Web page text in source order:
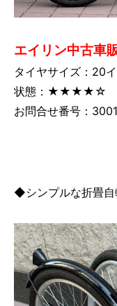
エイリン中古車
タイヤサイズ：20
状態：★★★★☆
お問合せ番号：
◆シンプルな折畳自